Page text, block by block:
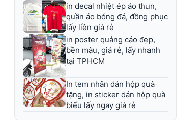
in decal nhiệt ép áo thun,
quần áo bóng đá, đồng phục
lấy liền giá rẻ
in poster quảng cáo đẹp,
bền màu, giá rẻ, lấy nhanh
tại TPHCM
In tem nhãn dán hộp quà
tặng, in sticker dán hộp quà
biếu lấy ngay giá rẻ